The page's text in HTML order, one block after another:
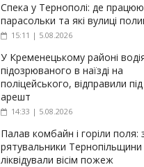
Спека у Тернополі: де
парасольки та які вулиці
15:11 | 5.08.2026
У Кременецькому районі
підозрюваного в наїзді на
поліцейського, відправили
арешт
14:33 | 5.08.2026
Палав комбайн і горіли поля:
рятувальники Тернопільщини
ліквідували вісім пожеж